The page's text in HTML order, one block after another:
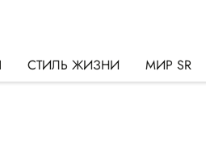
СТИЛЬ ЖИЗНИ МИР SR